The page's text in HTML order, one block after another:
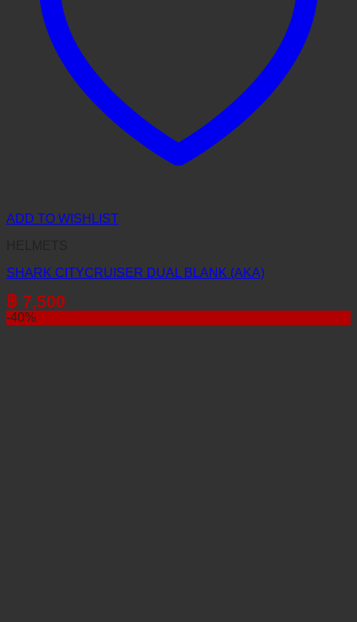
ADD TO WISHLIST
SHARK CITYCRUISER DUAL BLANK (AKA)
฿ 7,500
-40%